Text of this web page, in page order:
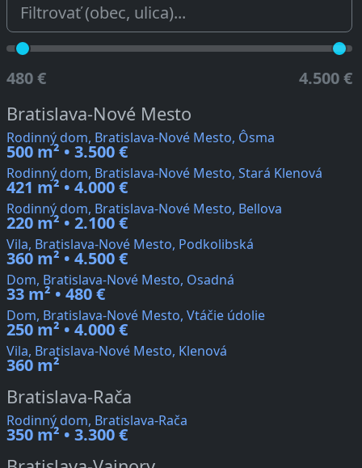
480 € 4.500 €
Bratislava-Nové Mesto
Rodinný dom, Bratislava-Nové Mesto, Ôsma
500 m² • 3.500 €
Rodinný dom, Bratislava-Nové Mesto, Stará Klenová
421 m² • 4.000 €
Rodinný dom, Bratislava-Nové Mesto, Bellova
220 m² • 2.100 €
Vila, Bratislava-Nové Mesto, Podkolibská
360 m² • 4.500 €
Dom, Bratislava-Nové Mesto, Osadná
33 m² • 480 €
Dom, Bratislava-Nové Mesto, Vtáčie údolie
250 m² • 4.000 €
Vila, Bratislava-Nové Mesto, Klenová
360 m²
Bratislava-Rača
Rodinný dom, Bratislava-Rača
350 m² • 3.300 €